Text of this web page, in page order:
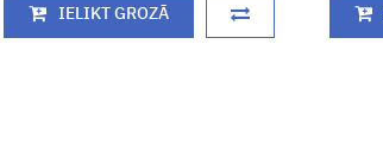
IELIKT GROZĀ